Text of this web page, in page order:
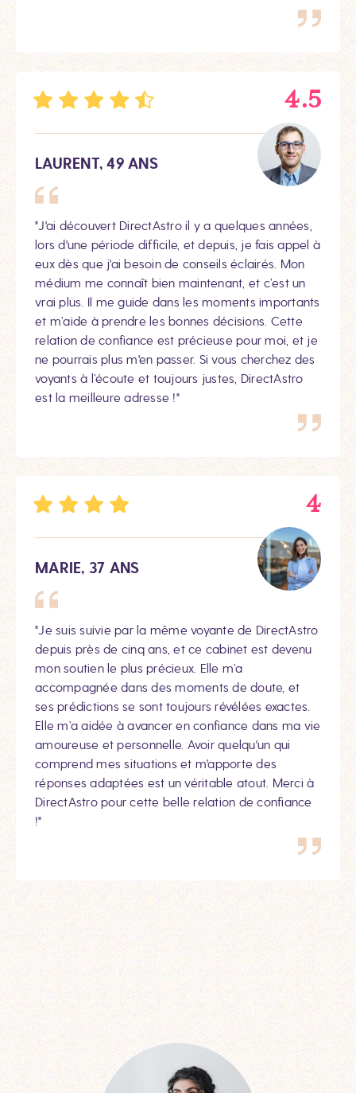
4.5
LAURENT, 49 ANS
"J'ai découvert DirectAstro il y a quelques années,
lors d'une période difficile, et depuis, je fais appel à
eux dès que j'ai besoin de conseils éclairés. Mon
médium me connaît bien maintenant, et c’est un
vrai plus. Il me guide dans les moments importants
et m’aide à prendre les bonnes décisions. Cette
relation de confiance est précieuse pour moi, et je
ne pourrais plus m'en passer. Si vous cherchez des
voyants à l’écoute et toujours justes, DirectAstro
est la meilleure adresse !"
4
MARIE, 37 ANS
"Je suis suivie par la même voyante de DirectAstro
depuis près de cinq ans, et ce cabinet est devenu
mon soutien le plus précieux. Elle m’a
accompagnée dans des moments de doute, et
ses prédictions se sont toujours révélées exactes.
Elle m’a aidée à avancer en confiance dans ma vie
amoureuse et personnelle. Avoir quelqu'un qui
comprend mes situations et m'apporte des
réponses adaptées est un véritable atout. Merci à
DirectAstro pour cette belle relation de confiance
!"